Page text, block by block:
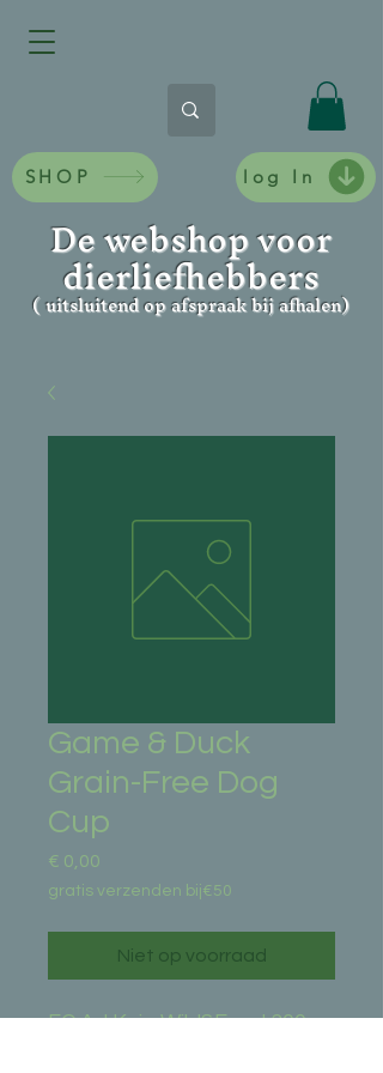
SHOP log In
De webshop voor
dierliefhebbers
( uitsluitend op afspraak bij afhalen)
Game & Duck
Grain-Free Dog
Cup
€ 0,00
gratis verzenden bij€50
Niet op voorraad
EC Ad Kuip Wild&Eend 300g